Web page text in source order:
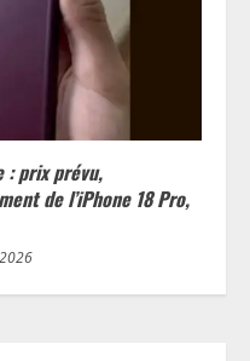
: prix prévu,
de l’iPhone 18 Pro,